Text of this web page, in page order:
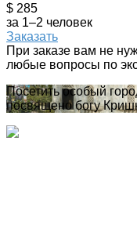
$ 285
за 1–2 человек
Заказать
При заказе вам не
любые вопросы по
Посетить особый
посвящено богу